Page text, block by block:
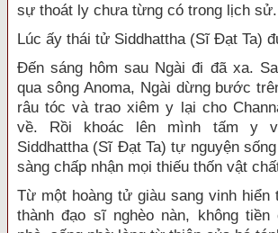
sự thoát ly chưa từng có trong lịch sử.
Lúc ấy thái tử Siddhattha (Sĩ Đạt Ta)
Đến sáng hôm sau Ngài đi đã xa.
qua sông Anoma, Ngài dừng bước
râu tóc và trao xiêm y lại cho
về. Rồi khoác lên mình tấm y
Siddhattha (Sĩ Đạt Ta) tự nguyện
sàng chấp nhận mọi thiếu thốn vật
Từ một hoàng tử giàu sang vinh hiển
thành đạo sĩ nghèo nàn, không tiền